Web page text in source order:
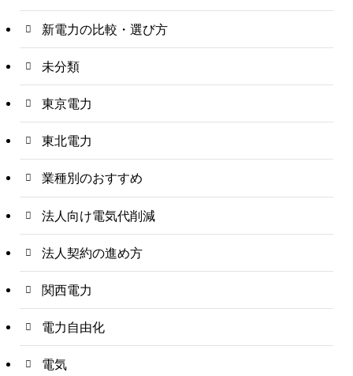
新電力の比較・選び方
未分類
東京電力
東北電力
業種別のおすすめ
法人向け電気代削減
法人契約の進め方
関西電力
電力自由化
電気